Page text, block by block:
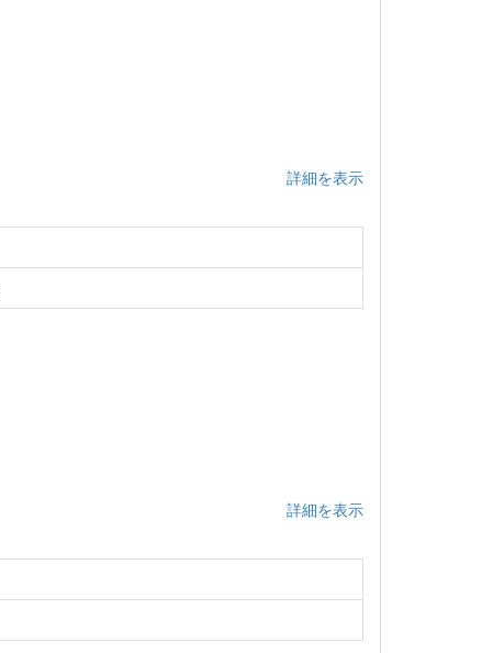
詳細を表示
詳細を表示